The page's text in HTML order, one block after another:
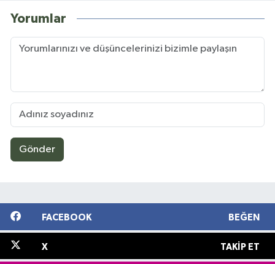
Yorumlar
Gönder
FACEBOOK BEĞEN
X TAKIP ET